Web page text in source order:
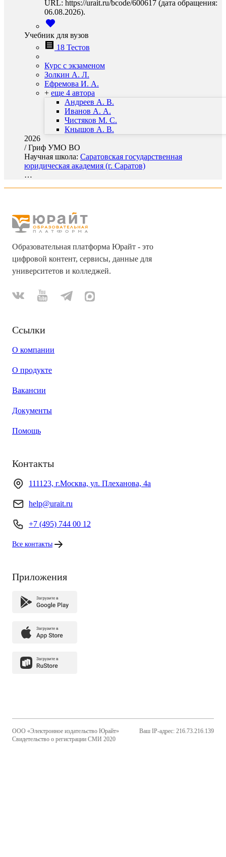
URL: https://urait.ru/bcode/600617 (дата обращения:
06.08.2026).
Учебник для вузов
18 Тестов
Курс с экзаменом
Золкин А. Л.
Ефремова И. А.
+ еще 4 автора
Андреев А. В.
Иванов А. А.
Чистяков М. С.
Кнышов А. В.
2026
/Гриф УМО ВО
Научная школа: Саратовская государственная
юридическая академия (г. Саратов)
…
Образовательная платформа Юрайт - это
цифровой контент, сервисы, данные для
университетов и колледжей.
Ссылки
О компании
О продукте
Вакансии
Документы
Помощь
Контакты
111123, г.Москва, ул. Плеханова, 4а
help@urait.ru
+7 (495) 744 00 12
Все контакты
Приложения
ООО «Электронное издательство Юрайт»
Свидетельство о регистрации СМИ 2020
Ваш IP-адрес: 216.73.216.139